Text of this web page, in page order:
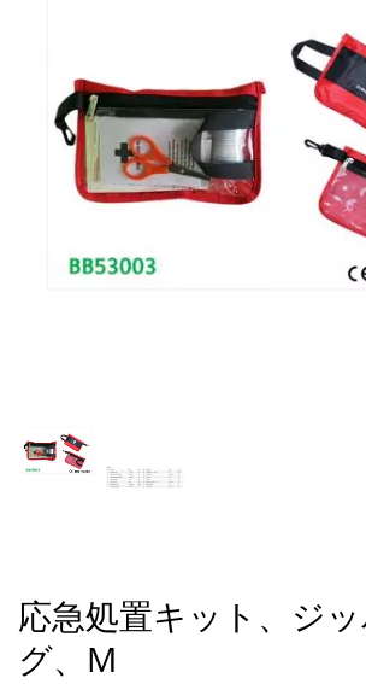
応急処置キット、ジ
グ、M